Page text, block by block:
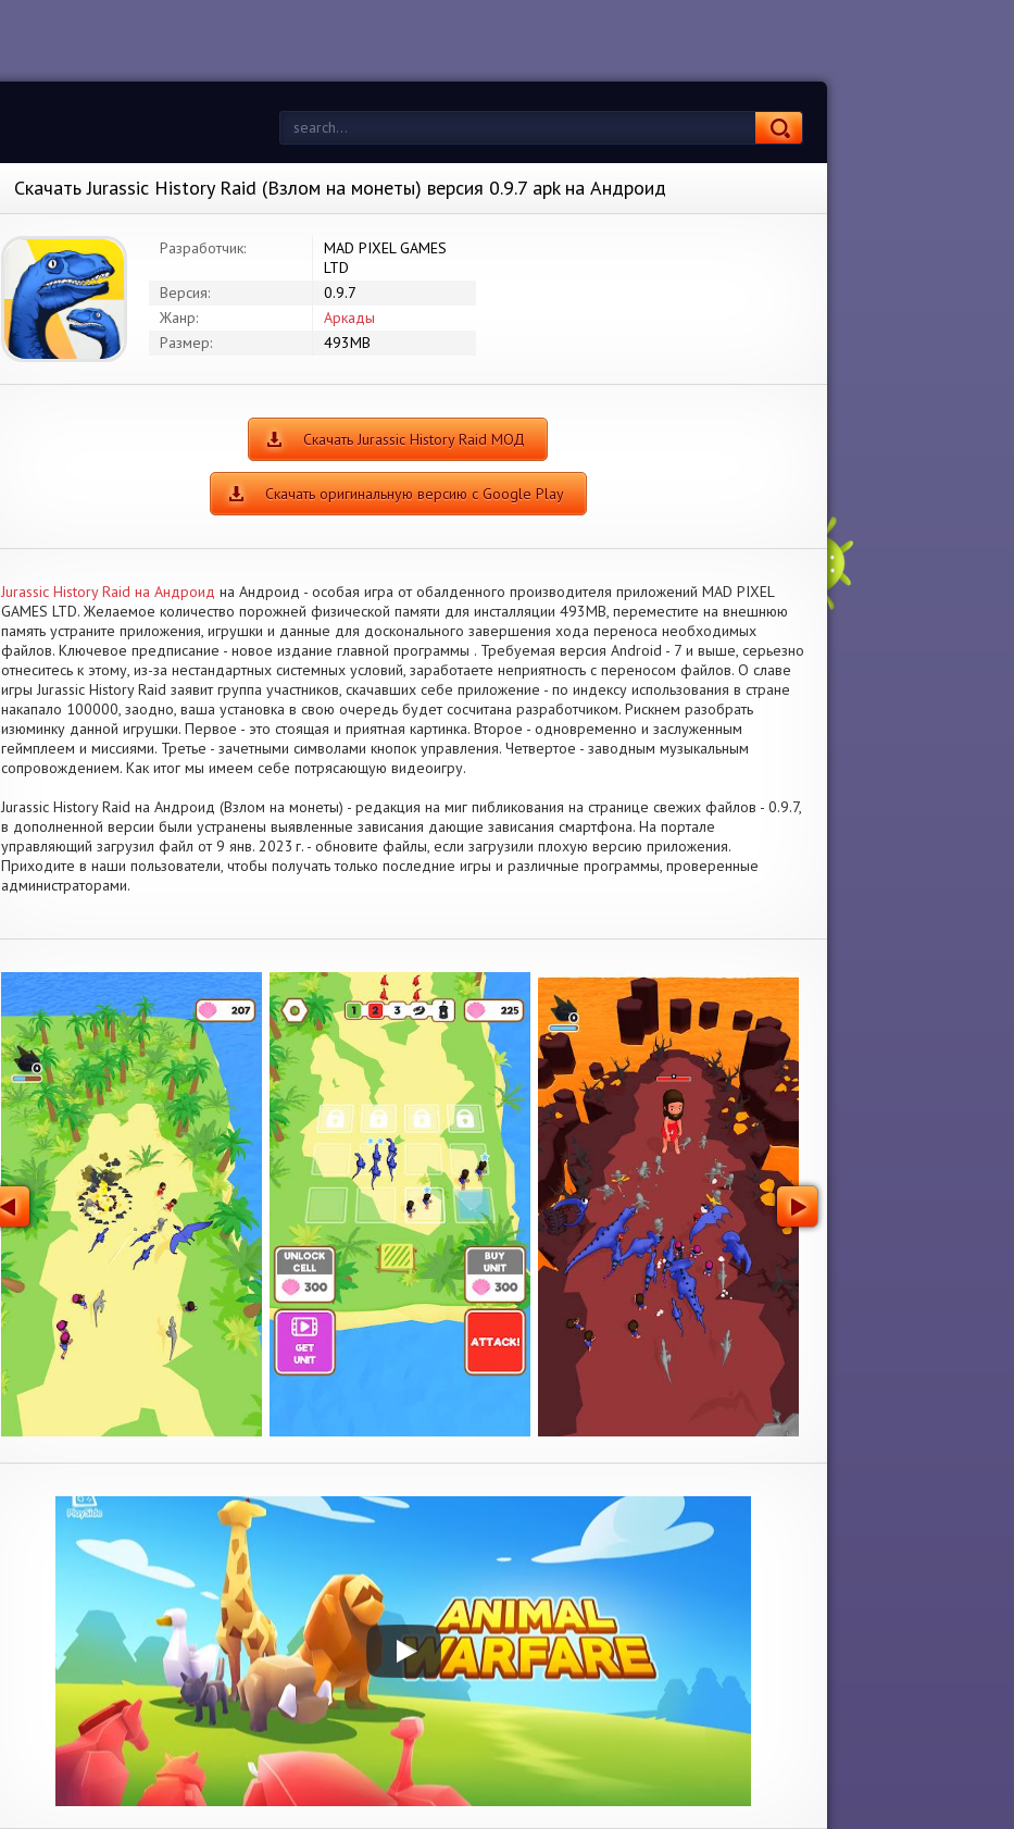
Скачать Jurassic History Raid (Взлом на монеты) версия 0.9.7 apk на Андроид
Разработчик:
MAD PIXEL GAMES
LTD
Версия:
0.9.7
Жанр:
Аркады
Размер:
493MB
Скачать Jurassic History Raid МОД
Скачать оригинальную версию с Google Play
Jurassic History Raid на Андроид на Андроид - особая игра от обалденного производителя приложений MAD PIXEL
GAMES LTD. Желаемое количество порожней физической памяти для инсталляции 493MB, переместите на внешнюю
память устраните приложения, игрушки и данные для досконального завершения хода переноса необходимых
файлов. Ключевое предписание - новое издание главной программы . Требуемая версия Android - 7 и выше, серьезно
отнеситесь к этому, из-за нестандартных системных условий, заработаете неприятность с переносом файлов. О славе
игры Jurassic History Raid заявит группа участников, скачавших себе приложение - по индексу использования в стране
накапало 100000, заодно, ваша установка в свою очередь будет сосчитана разработчиком. Рискнем разобрать
изюминку данной игрушки. Первое - это стоящая и приятная картинка. Второе - одновременно и заслуженным
геймплеем и миссиями. Третье - зачетными символами кнопок управления. Четвертое - заводным музыкальным
сопровождением. Как итог мы имеем себе потрясающую видеоигру.
Jurassic History Raid на Андроид (Взлом на монеты) - редакция на миг пибликования на странице свежих файлов - 0.9.7,
в дополненной версии были устранены выявленные зависания дающие зависания смартфона. На портале
управляющий загрузил файл от 9 янв. 2023 г. - обновите файлы, если загрузили плохую версию приложения.
Приходите в наши пользователи, чтобы получать только последние игры и различные программы, проверенные
администраторами.